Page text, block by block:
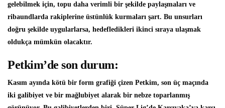
gelebilmek için, topu daha verimli bir şekilde paylaşmaları ve
ribaundlarda rakiplerine üstünlük kurmaları şart. Bu unsurları
doğru şekilde uygularlarsa, hedefledikleri ikinci sıraya ulaşmak
oldukça mümkün olacaktır.
Petkim’de son durum:
Kasım ayında kötü bir form grafiği çizen Petkim, son üç maçında
iki galibiyet ve bir mağlubiyet alarak bir nebze toparlanmış